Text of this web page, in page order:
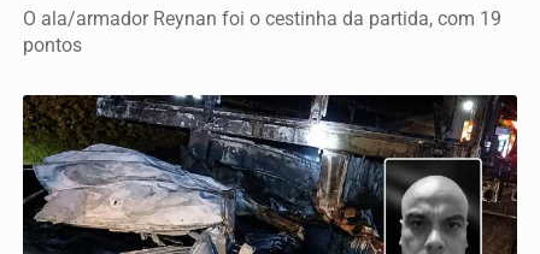
O ala/armador Reynan foi o cestinha da partida, com 19
pontos